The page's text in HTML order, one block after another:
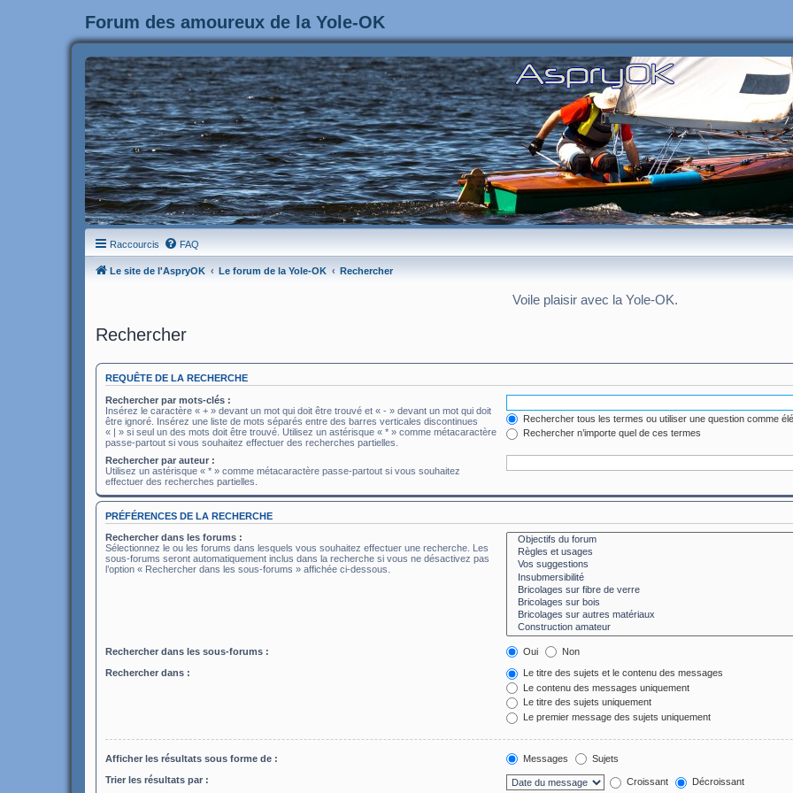
Forum des amoureux de la Yole-OK
Raccourcis FAQ
Le site de l'AspryOK Le forum de la Yole-OK Rechercher
Voile plaisir avec la Yole-OK.
Rechercher
REQUÊTE DE LA RECHERCHE
Rechercher par mots-clés :
Insérez le caractère « + » devant un mot qui doit être trouvé et « - » devant un mot qui doit
être ignoré. Insérez une liste de mots séparés entre des barres verticales discontinues
« | » si seul un des mots doit être trouvé. Utilisez un astérisque « * » comme métacaractère
passe-partout si vous souhaitez effectuer des recherches partielles.
Rechercher tous les termes ou utiliser une question comme
Rechercher n’importe quel de ces termes
Rechercher par auteur :
Utilisez un astérisque « * » comme métacaractère passe-partout si vous souhaitez
effectuer des recherches partielles.
PRÉFÉRENCES DE LA RECHERCHE
Rechercher dans les forums :
Sélectionnez le ou les forums dans lesquels vous souhaitez effectuer une recherche. Les
sous-forums seront automatiquement inclus dans la recherche si vous ne désactivez pas
l’option « Rechercher dans les sous-forums » affichée ci-dessous.
Rechercher dans les sous-forums : Oui Non
Rechercher dans :
Le titre des sujets et le contenu des messages
Le contenu des messages uniquement
Le titre des sujets uniquement
Le premier message des sujets uniquement
Afficher les résultats sous forme de : Messages Sujets
Trier les résultats par : Croissant Décroissant